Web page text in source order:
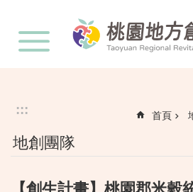
::: 首頁
地創團隊